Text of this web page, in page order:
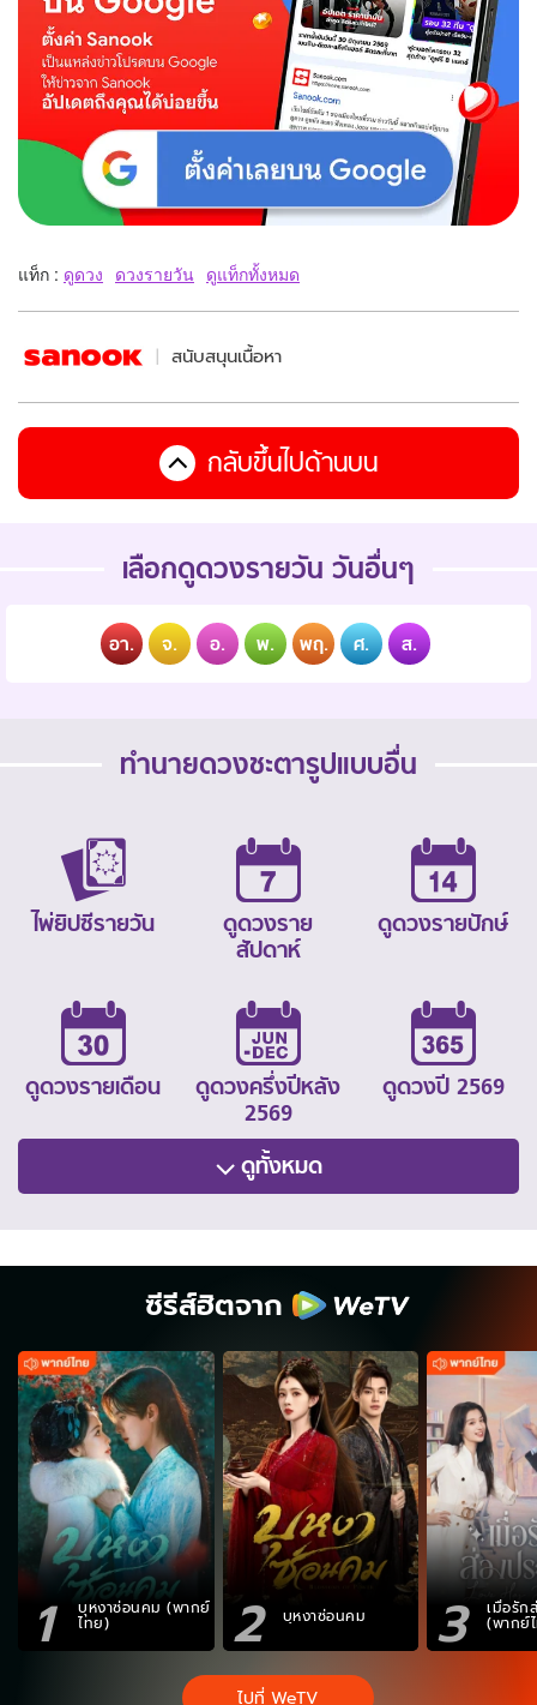
แท็ก : ดูดวง ดวงรายวัน ดูแท็กทั้งหมด
สนับสนุนเนื้อหา
กลับขึ้นไปด้านบน
เลือกดูดวงรายวัน วันอื่นๆ
อา. จ. อ. พ. พฤ. ศ. ส.
ทำนายดวงชะตารูปแบบอื่น
ไพ่ยิปซีรายวัน
ดูดวงราย
สัปดาห์
ดูดวงรายปักษ์
ดูดวงรายเดือน
ดูดวงครึ่งปีหลัง
2569
ดูดวงปี 2569
ดูทั้งหมด
ซีรีส์ฮิตจาก
1 บุหงาซ่อนคม (พากย์
ไทย) 2 บุหงาซ่อนคม 3 เมื่อรัก
(พากย์
ไปที่ WeTV